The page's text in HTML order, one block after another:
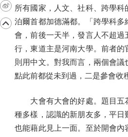
所有國家，人文、社科、跨學
泊爾首都加德滿都。「跨學科多
會，前後一天半，發言人不超過
行，東道主是河南大學。前者的
則用中文。對我而言，兩個會
點此前都從未到過，二是參會收
大會有大會的好處。題目五
種多樣，認識的新朋友多，平日
也能藉此見上一面。至於開會內